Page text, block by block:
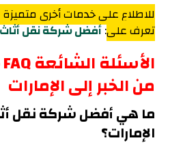
للاطلاع على خدمات أخرى متميزة
تعرف على:أفضل شركة نقل
من الخبر إلى الإمارات
ما هي أفضل شركة نقل
الإمارات؟